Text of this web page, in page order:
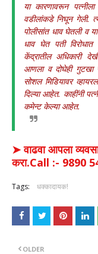
या कारणावरून
वडीलांकडे निघून गेली.
पोलीसांत धाव घेतली व
धाव घेत पती
केंद्रातील अधिकारी
आणला व दोघेही गुटखा
सोशल मिडियावर
दिल्या आहेत. काहींनी
कमेन्ट केल्या आहेत.
➤ वाढवा आपला
करा.Call :- 9890
Tags: धक्कादायक!
OLDER